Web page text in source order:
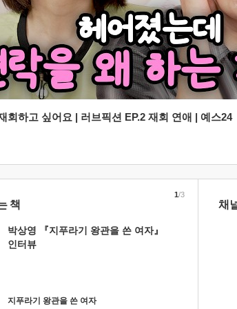
회하고 싶어요 | 러브픽션 EP.2 재회 연애 | 예스24
책
박상영 『지푸라기 왕관을 쓴 여자』
인터뷰
지푸라기 왕관을 쓴 여자
1/3
채